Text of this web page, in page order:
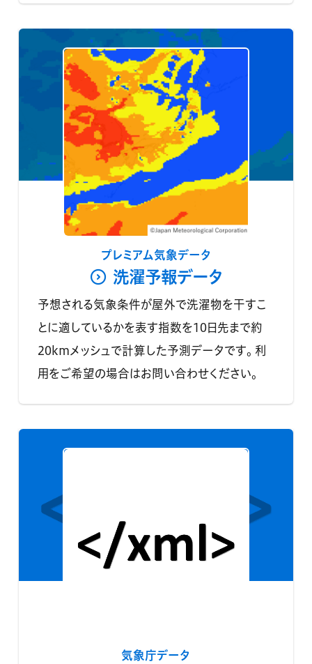
プレミアム気象データ
洗濯予報データ
予想される気象条件が屋外で洗濯物を干すこ
とに適しているかを表す指数を10日先まで約
20kmメッシュで計算した予測データです。 利
用をご希望の場合はお問い合わせください。
気象庁データ